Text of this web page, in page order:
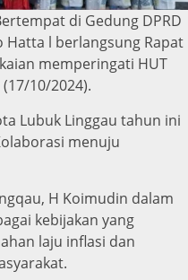
di Gedung DPRD
Hatta l berlangsung Rapat
memperingati HUT
10/2024).
Lubuk Linggau tahun ini
menuju
H Koimudin dalam
kebijakan yang
laju inflasi dan